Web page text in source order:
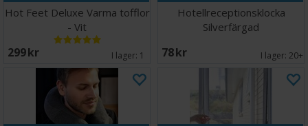
Hot Feet Deluxe Varma tofflor
- Vit
299 SEK I lager: 1
Hotellreceptionsklocka
Silverfärgad
78 SEK I lager: 20+